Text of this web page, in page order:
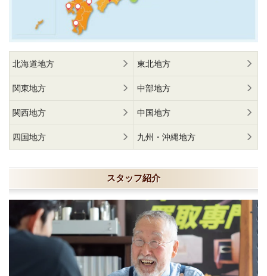
北海道地方 東北地方
関東地方 中部地方
関西地方 中国地方
四国地方 九州・沖縄地方
スタッフ紹介